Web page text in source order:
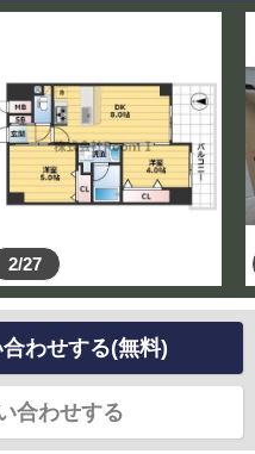
2/27
わせする(無料)
合わせする